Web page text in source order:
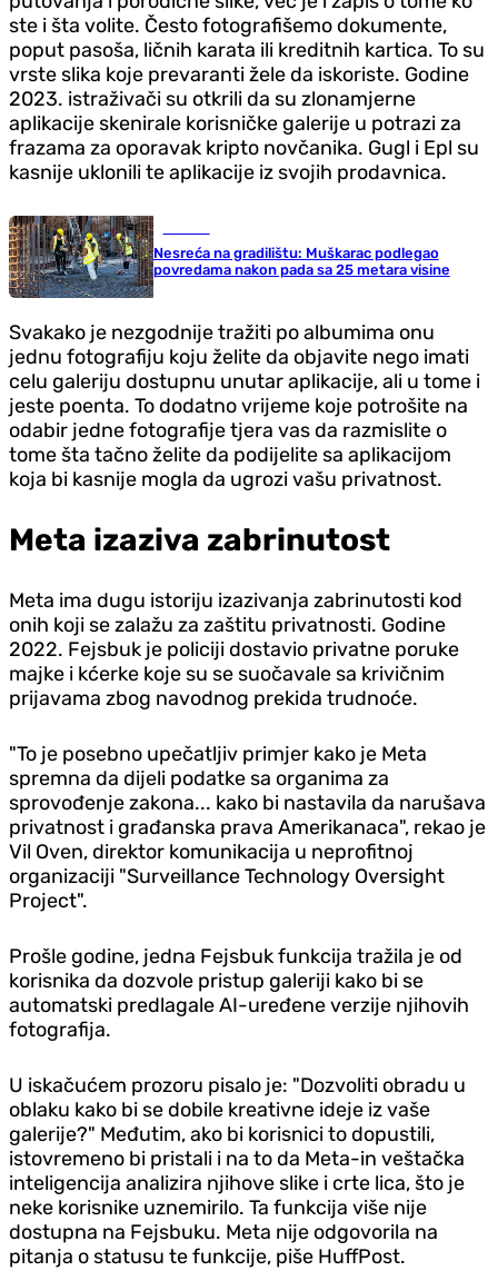
ste i šta volite. Često fotografišemo dokumente,
poput pasoša, ličnih karata ili kreditnih kartica. To su
vrste slika koje prevaranti žele da iskoriste. Godine
2023. istraživači su otkrili da su zlonamjerne
aplikacije skenirale korisničke galerije u potrazi za
frazama za oporavak kripto novčanika. Gugl i Epl su
kasnije uklonili te aplikacije iz svojih prodavnica.
Nesreća na gradilištu: Muškarac podlegao
povredama nakon pada sa 25 metara visine
Svakako je nezgodnije tražiti po albumima onu
jednu fotografiju koju želite da objavite nego imati
celu galeriju dostupnu unutar aplikacije, ali u tome i
jeste poenta. To dodatno vrijeme koje potrošite na
odabir jedne fotografije tjera vas da razmislite o
tome šta tačno želite da podijelite sa aplikacijom
koja bi kasnije mogla da ugrozi vašu privatnost.
Meta izaziva zabrinutost
Meta ima dugu istoriju izazivanja zabrinutosti kod
onih koji se zalažu za zaštitu privatnosti. Godine
2022. Fejsbuk je policiji dostavio privatne poruke
majke i kćerke koje su se suočavale sa krivičnim
prijavama zbog navodnog prekida trudnoće.
"To je posebno upečatljiv primjer kako je Meta
spremna da dijeli podatke sa organima za
sprovođenje zakona... kako bi nastavila da narušava
privatnost i građanska prava Amerikanaca", rekao je
Vil Oven, direktor komunikacija u neprofitnoj
organizaciji "Surveillance Technology Oversight
Project".
Prošle godine, jedna Fejsbuk funkcija tražila je od
korisnika da dozvole pristup galeriji kako bi se
automatski predlagale AI-uređene verzije njihovih
fotografija.
U iskačućem prozoru pisalo je: "Dozvoliti obradu u
oblaku kako bi se dobile kreativne ideje iz vaše
galerije?" Međutim, ako bi korisnici to dopustili,
istovremeno bi pristali i na to da Meta-in veštačka
inteligencija analizira njihove slike i crte lica, što je
neke korisnike uznemirilo. Ta funkcija više nije
dostupna na Fejsbuku. Meta nije odgovorila na
pitanja o statusu te funkcije, piše HuffPost.